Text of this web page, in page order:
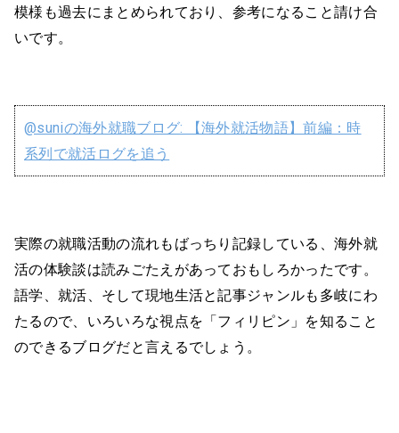
模様も過去にまとめられており、参考になること請け合
いです。
@suniの海外就職ブログ: 【海外就活物語】前編：時
系列で就活ログを追う
実際の就職活動の流れもばっちり記録している、海外就
活の体験談は読みごたえがあっておもしろかったです。
語学、就活、そして現地生活と記事ジャンルも多岐にわ
たるので、いろいろな視点を「フィリピン」を知ること
のできるブログだと言えるでしょう。